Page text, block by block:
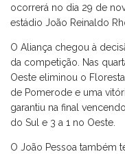
ocorrerá no dia 29 de
estádio João Reinaldo
O Aliança chegou à
da competição. Nas
Oeste eliminou o
de Pomerode e uma
garantiu na final
do Sul e 3 a 1 no Oeste.
O João Pessoa também